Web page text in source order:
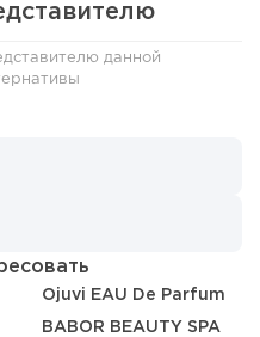
данной
Ojuvi EAU De Parfum
BABOR BEAUTY SPA